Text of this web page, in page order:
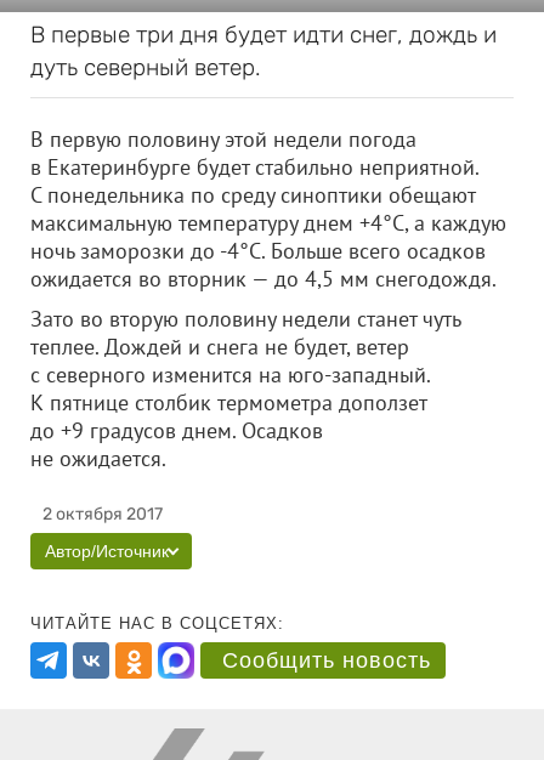
В первые три дня будет идти снег, дождь и
дуть северный ветер.
В первую половину этой недели погода
в Екатеринбурге будет стабильно неприятной.
С понедельника по среду синоптики обещают
максимальную температуру днем +4°C, а каждую
ночь заморозки до -4°C. Больше всего осадков
ожидается во вторник — до 4,5 мм снегодождя.
Зато во вторую половину недели станет чуть
теплее. Дождей и снега не будет, ветер
с северного изменится на юго-западный.
К пятнице столбик термометра доползет
до +9 градусов днем. Осадков
не ожидается.
2 октября 2017
Автор/Источник
ЧИТАЙТЕ НАС В СОЦСЕТЯХ:
Сообщить новость